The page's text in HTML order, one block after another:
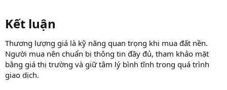
Kết luận​
Thương lượng giá là kỹ năng quan trọng khi mua đất nền.
Người mua nên chuẩn bị thông tin đầy đủ, tham khảo mặt
bằng giá thị trường và giữ tâm lý bình tĩnh trong quá trình
giao dịch.